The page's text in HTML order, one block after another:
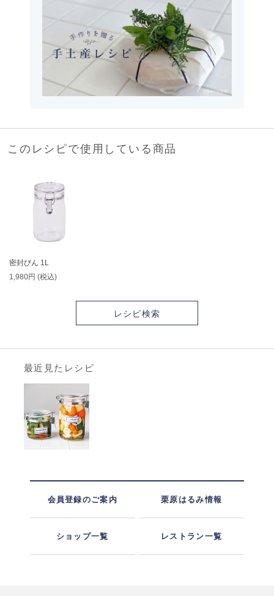
このレシピで使用している商品
密封びん 1L
1,980円 (税込)
レシピ検索
最近見たレシピ
会員登録のご案内 栗原はるみ情報
ショップ一覧 レストラン一覧